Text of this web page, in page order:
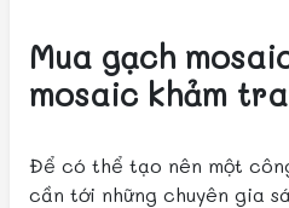
Mua gạch
mosaic khảm
Để có thể tạo nên một
cần tới những chuyên gia